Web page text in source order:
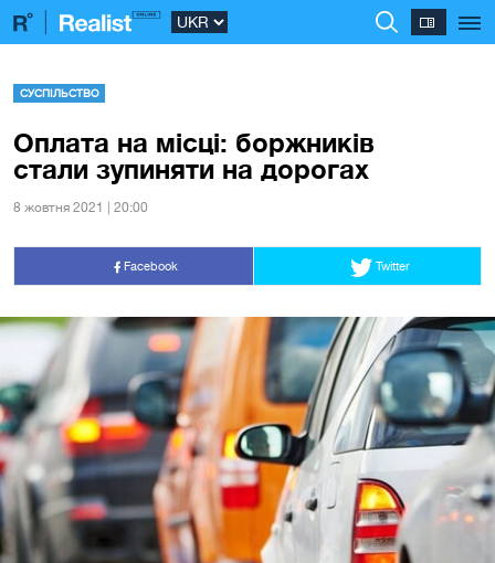
СУСПІЛЬСТВО
Оплата на місці: боржників
стали зупиняти на дорогах
8 жовтня 2021 | 20:00
Facebook Twitter